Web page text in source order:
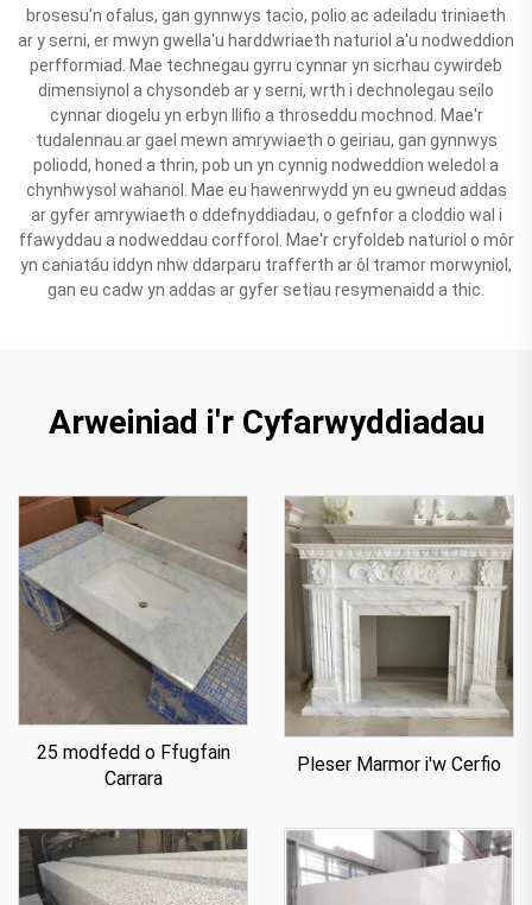
brosesu'n ofalus, gan gynnwys tacio, polio ac adeiladu triniaeth
ar y serni, er mwyn gwella'u harddwriaeth naturiol a'u nodweddion
perfformiad. Mae technegau gyrru cynnar yn sicrhau cywirdeb
dimensiynol a chysondeb ar y serni, wrth i dechnolegau seilo
cynnar diogelu yn erbyn llifio a throseddu mochnod. Mae'r
tudalennau ar gael mewn amrywiaeth o geiriau, gan gynnwys
poliodd, honed a thrin, pob un yn cynnig nodweddion weledol a
chynhwysol wahanol. Mae eu hawenrwydd yn eu gwneud addas
ar gyfer amrywiaeth o ddefnyddiadau, o gefnfor a cloddio wal i
ffawyddau a nodweddau corfforol. Mae'r cryfoldeb naturiol o môr
yn caniatáu iddyn nhw ddarparu trafferth ar ôl tramor morwyniol,
gan eu cadw yn addas ar gyfer setiau resymenaidd a thic.
Arweiniad i'r Cyfarwyddiadau
25 modfedd o Ffugfain
Carrara
Pleser Marmor i'w Cerfio